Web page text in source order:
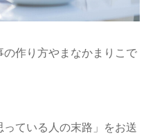
作り方やまなかまりこで
ている人の末路」をお送